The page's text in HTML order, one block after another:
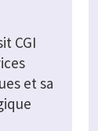
CGI
et sa